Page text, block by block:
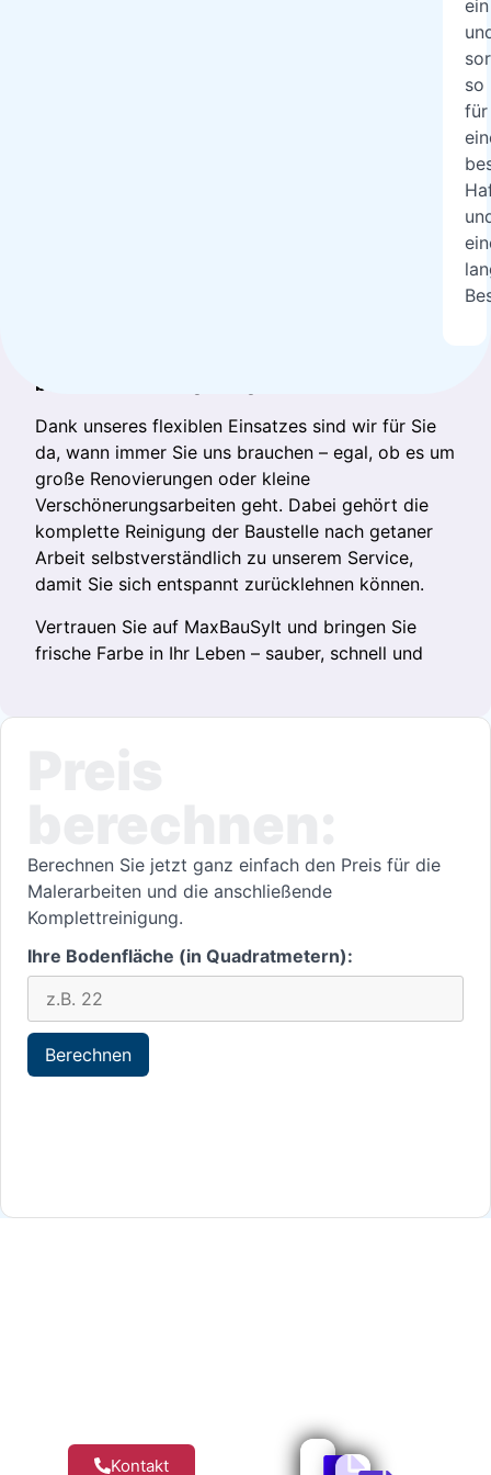
ein
so
für
besonders kostengünstig und effizient
Dank unseres flexiblen Einsatzes sind wir für Sie
da, wann immer Sie uns brauchen – egal, ob es um
große Renovierungen oder kleine
Verschönerungsarbeiten geht. Dabei gehört die
komplette Reinigung der Baustelle nach getaner
Arbeit selbstverständlich zu unserem Service,
damit Sie sich entspannt zurücklehnen können.
Vertrauen Sie auf MaxBauSylt und bringen Sie
frische Farbe in Ihr Leben – sauber, schnell und
Berechnen Sie jetzt ganz einfach den Preis für die
Malerarbeiten und die anschließende
Komplettreinigung.
Ihre Bodenfläche (in Quadratmetern):
Kontakt